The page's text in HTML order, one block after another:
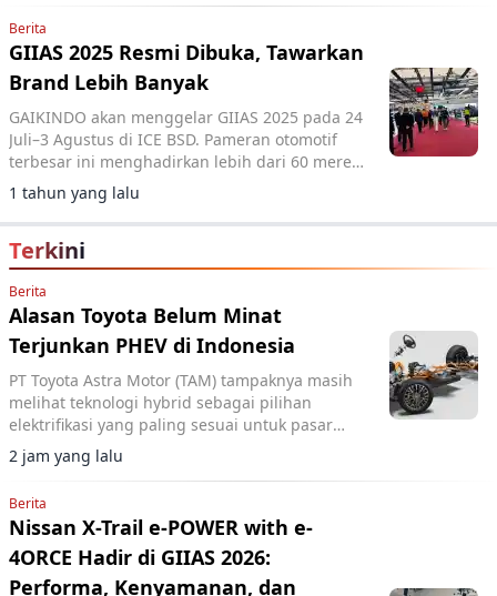
Berita
GIIAS 2025 Resmi Dibuka, Tawarkan
Brand Lebih Banyak
GAIKINDO akan menggelar GIIAS 2025 pada 24
Juli–3 Agustus di ICE BSD. Pameran otomotif
terbesar ini menghadirkan lebih dari 60 merek,
peserta baru seperti Xpeng dan Aletra, serta
tiket yang tersedia o
1 tahun yang lalu
Terkini
Berita
Alasan Toyota Belum Minat
Terjunkan PHEV di Indonesia
PT Toyota Astra Motor (TAM) tampaknya masih
melihat teknologi hybrid sebagai pilihan
elektrifikasi yang paling sesuai untuk pasar
Indonesia.
2 jam yang lalu
Berita
Nissan X-Trail e-POWER with e-
4ORCE Hadir di GIIAS 2026:
Performa, Kenyamanan, dan